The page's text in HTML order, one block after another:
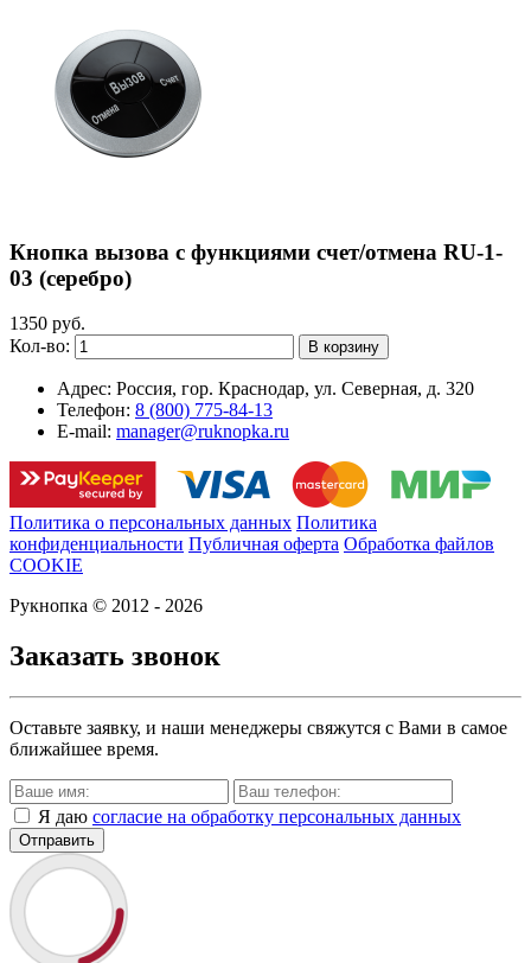
Кнопка вызова с функциями счет/отмена RU-1-
03 (серебро)
1350 руб.
Кол-во:
Адрес: Россия, гор. Краснодар, ул. Северная, д. 320
Телефон: 8 (800) 775-84-13
E-mail: manager@ruknopka.ru
Политика о персональных данных Политика
конфиденциальности Публичная оферта Обработка файлов
COOKIE
Рукнопка © 2012 - 2026
Заказать звонок
Оставьте заявку, и наши менеджеры свяжутся с Вами в самое
ближайшее время.
Я даю согласие на обработку персональных данных